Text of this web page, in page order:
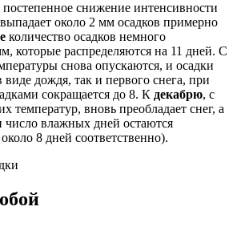
снижение интенсивности
выпадает около 2 мм осадков примерно
количество осадков немного
которые распределяются на 11 дней. С
снова опускаются, и осадки
виде дождя, так и первого снега, при
сокращается до 8. К декабрю, с
температур, вновь преобладает снег, а
число влажных дней остаются
8 дней соответственно).